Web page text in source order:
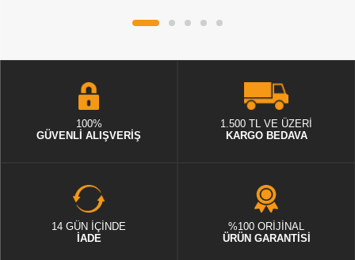
100%
GÜVENLİ ALIŞVERİŞ
1.500 TL VE ÜZERİ
KARGO BEDAVA
14 GÜN İÇİNDE
İADE
%100 ORİJİNAL
ÜRÜN GARANTİSİ